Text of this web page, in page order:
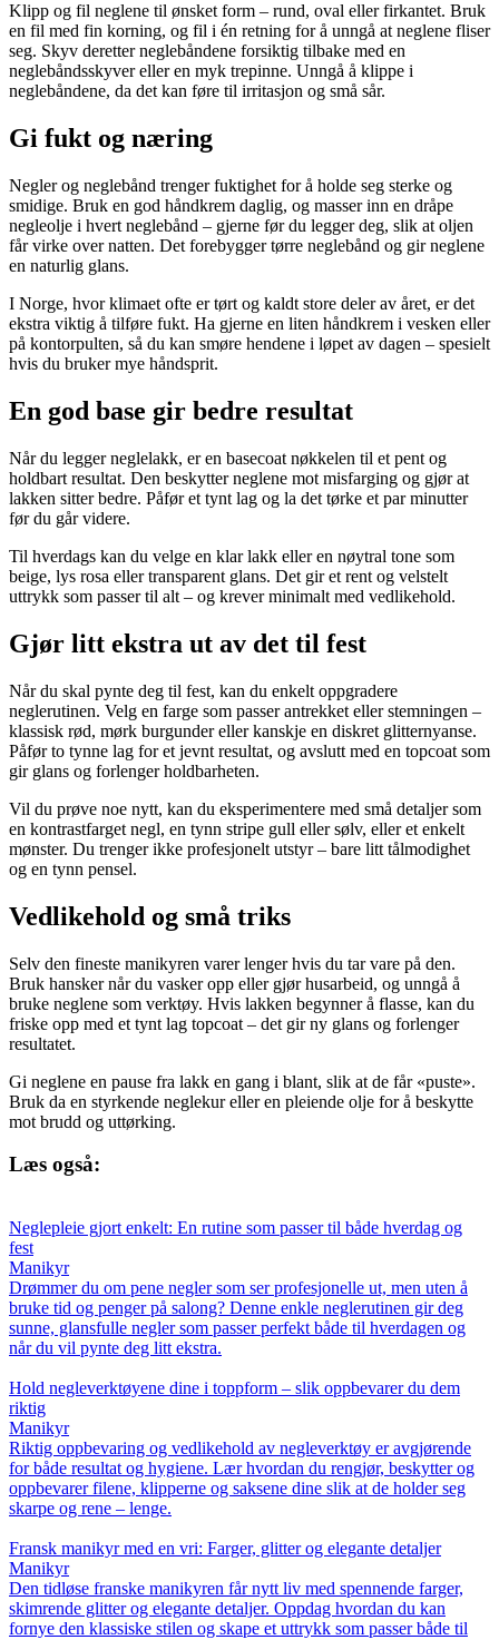
Klipp og fil neglene til ønsket form – rund, oval eller firkantet. Bruk
en fil med fin korning, og fil i én retning for å unngå at neglene fliser
seg. Skyv deretter neglebåndene forsiktig tilbake med en
neglebåndsskyver eller en myk trepinne. Unngå å klippe i
neglebåndene, da det kan føre til irritasjon og små sår.
Gi fukt og næring
Negler og neglebånd trenger fuktighet for å holde seg sterke og
smidige. Bruk en god håndkrem daglig, og masser inn en dråpe
negleolje i hvert neglebånd – gjerne før du legger deg, slik at oljen
får virke over natten. Det forebygger tørre neglebånd og gir neglene
en naturlig glans.
I Norge, hvor klimaet ofte er tørt og kaldt store deler av året, er det
ekstra viktig å tilføre fukt. Ha gjerne en liten håndkrem i vesken eller
på kontorpulten, så du kan smøre hendene i løpet av dagen – spesielt
hvis du bruker mye håndsprit.
En god base gir bedre resultat
Når du legger neglelakk, er en basecoat nøkkelen til et pent og
holdbart resultat. Den beskytter neglene mot misfarging og gjør at
lakken sitter bedre. Påfør et tynt lag og la det tørke et par minutter
før du går videre.
Til hverdags kan du velge en klar lakk eller en nøytral tone som
beige, lys rosa eller transparent glans. Det gir et rent og velstelt
uttrykk som passer til alt – og krever minimalt med vedlikehold.
Gjør litt ekstra ut av det til fest
Når du skal pynte deg til fest, kan du enkelt oppgradere
neglerutinen. Velg en farge som passer antrekket eller stemningen –
klassisk rød, mørk burgunder eller kanskje en diskret glitternyanse.
Påfør to tynne lag for et jevnt resultat, og avslutt med en topcoat som
gir glans og forlenger holdbarheten.
Vil du prøve noe nytt, kan du eksperimentere med små detaljer som
en kontrastfarget negl, en tynn stripe gull eller sølv, eller et enkelt
mønster. Du trenger ikke profesjonelt utstyr – bare litt tålmodighet
og en tynn pensel.
Vedlikehold og små triks
Selv den fineste manikyren varer lenger hvis du tar vare på den.
Bruk hansker når du vasker opp eller gjør husarbeid, og unngå å
bruke neglene som verktøy. Hvis lakken begynner å flasse, kan du
friske opp med et tynt lag topcoat – det gir ny glans og forlenger
resultatet.
Gi neglene en pause fra lakk en gang i blant, slik at de får «puste».
Bruk da en styrkende neglekur eller en pleiende olje for å beskytte
mot brudd og uttørking.
Læs også:
Neglepleie gjort enkelt: En rutine som passer til både hverdag og
fest
Manikyr
Drømmer du om pene negler som ser profesjonelle ut, men uten å
bruke tid og penger på salong? Denne enkle neglerutinen gir deg
sunne, glansfulle negler som passer perfekt både til hverdagen og
når du vil pynte deg litt ekstra.
Hold negleverktøyene dine i toppform – slik oppbevarer du dem
riktig
Manikyr
Riktig oppbevaring og vedlikehold av negleverktøy er avgjørende
for både resultat og hygiene. Lær hvordan du rengjør, beskytter og
oppbevarer filene, klipperne og saksene dine slik at de holder seg
skarpe og rene – lenge.
Fransk manikyr med en vri: Farger, glitter og elegante detaljer
Manikyr
Den tidløse franske manikyren får nytt liv med spennende farger,
skimrende glitter og elegante detaljer. Oppdag hvordan du kan
fornye den klassiske stilen og skape et uttrykk som passer både til